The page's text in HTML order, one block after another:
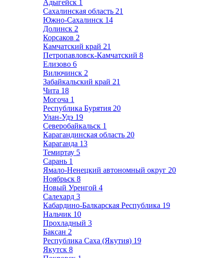
Адыгейск 1
Сахалинская область 21
Южно-Сахалинск 14
Долинск 2
Корсаков 2
Камчатский край 21
Петропавловск-Камчатский 8
Елизово 6
Вилючинск 2
Забайкальский край 21
Чита 18
Могоча 1
Республика Бурятия 20
Улан-Удэ 19
Северобайкальск 1
Карагандинская область 20
Караганда 13
Темиртау 5
Сарань 1
Ямало-Ненецкий автономный округ 20
Ноябрьск 8
Новый Уренгой 4
Салехард 3
Кабардино-Балкарская Республика 19
Нальчик 10
Прохладный 3
Баксан 2
Республика Саха (Якутия) 19
Якутск 8